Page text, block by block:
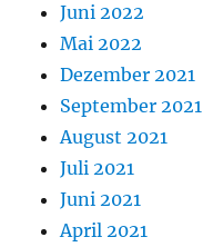
Juni 2022
Mai 2022
Dezember 2021
September 2021
August 2021
Juli 2021
Juni 2021
April 2021